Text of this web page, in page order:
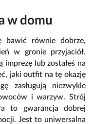
w domu
bawić równie dobrze,
w gronie przyjaciół.
imprezę lub zostałeś na
jaki outfit na tę okazję
zasługują niezwykle
i warzyw. Strój
to gwarancja dobrej
Jest to uniwersalna